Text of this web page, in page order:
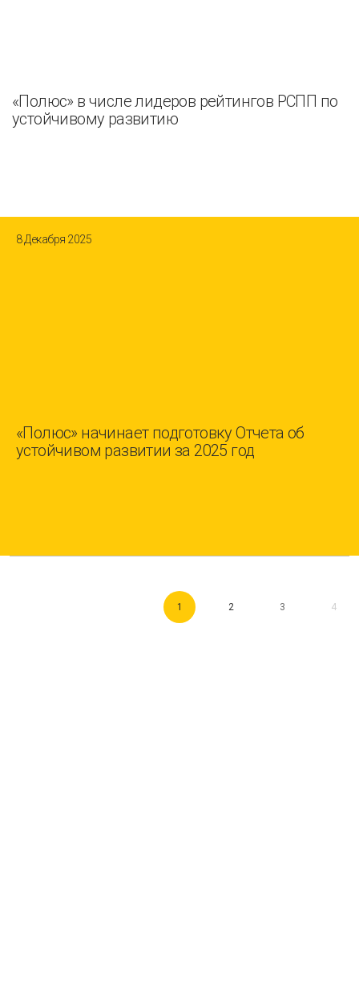
«Полюс» в числе лидеров рейтингов РСПП по
устойчивому развитию
8 Декабря 2025
«Полюс» начинает подготовку Отчета об
устойчивом развитии за 2025 год
1 2 3 4